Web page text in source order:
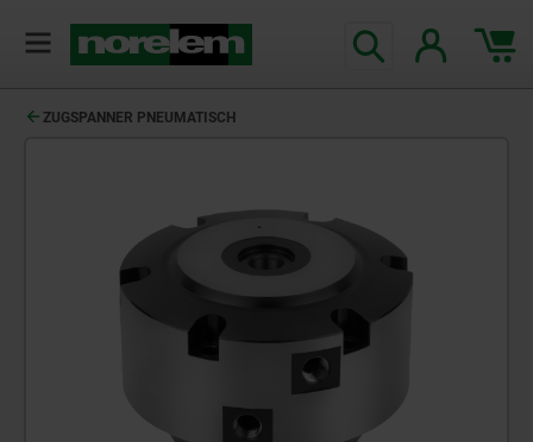
ZUGSPANNER PNEUMATISCH